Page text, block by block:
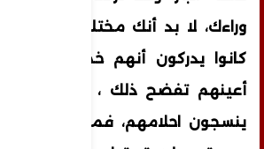
وراءك، لا بد أنك مختلف حد الجنون
كانوا يدركون أنهم خمس حكايات
أعينهم تفضح ذلك ، يقظتهم
ينسجون احلامهم، فمهما أخفت